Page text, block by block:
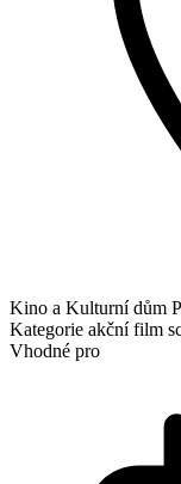
Kino a Kulturní dům
Kategorie akční film
Vhodné pro